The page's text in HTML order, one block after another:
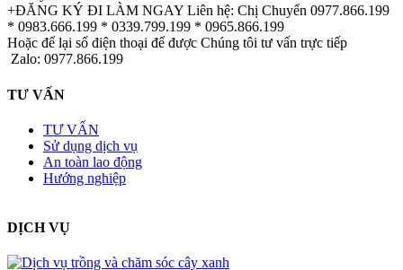
+ĐĂNG KÝ ĐI LÀM NGAY Liên hệ: Chị Chuyển 0977.866.199
* 0983.666.199 * 0339.799.199 * 0965.866.199
Hoặc để lại số điện thoại để được Chúng tôi tư vấn trực tiếp
Zalo: 0977.866.199
TƯ VẤN
TƯ VẤN
Sử dụng dịch vụ
An toàn lao động
Hướng nghiệp
DỊCH VỤ